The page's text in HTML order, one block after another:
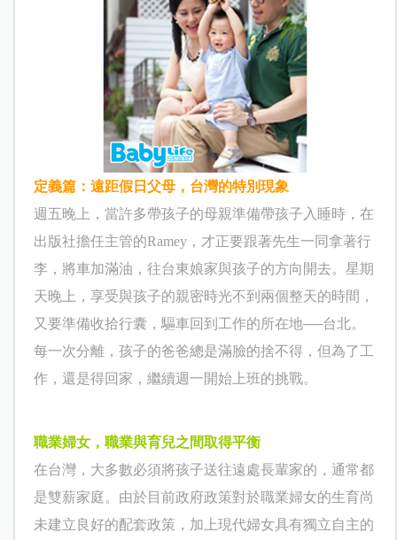
定義篇：遠距假日父母，台灣的特別現象
週五晚上，當許多帶孩子的母親準備帶孩子入睡時，在
出版社擔任主管的Ramey，才正要跟著先生一同拿著行
李，將車加滿油，往台東娘家與孩子的方向開去。星期
天晚上，享受與孩子的親密時光不到兩個整天的時間，
又要準備收拾行囊，驅車回到工作的所在地──台北。
每一次分離，孩子的爸爸總是滿臉的捨不得，但為了工
作，還是得回家，繼續週一開始上班的挑戰。
職業婦女，職業與育兒之間取得平衡
在台灣，大多數必須將孩子送往遠處長輩家的，通常都
是雙薪家庭。由於目前政府政策對於職業婦女的生育尚
未建立良好的配套政策，加上現代婦女具有獨立自主的